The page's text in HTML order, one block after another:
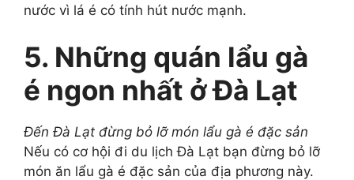
nước vì lá é có tính hút nước mạnh.
5. Những quán lẩu gà
é ngon nhất ở Đà Lạt
Đến Đà Lạt đừng bỏ lỡ món lẩu gà é đặc sản
Nếu có cơ hội đi du lịch Đà Lạt bạn đừng bỏ lỡ
món ăn lẩu gà é đặc sản của địa phương này.